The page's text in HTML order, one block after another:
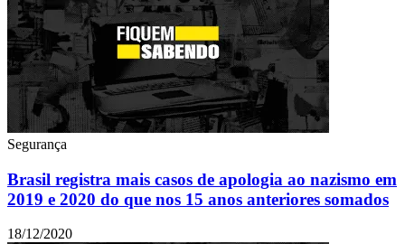
Segurança
Brasil registra mais casos de apologia ao nazismo em
2019 e 2020 do que nos 15 anos anteriores somados
18/12/2020